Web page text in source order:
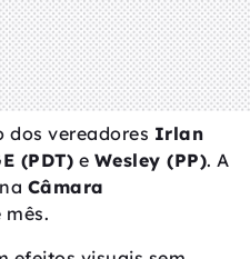
dos vereadores Irlan
(PDT) e Wesley (PP). A
Câmara
mês.